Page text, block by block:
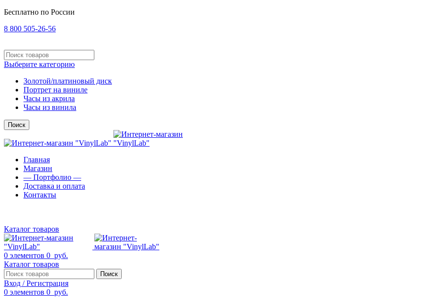
Бесплатно по России
8 800 505-26-56
Выберите категорию
Золотой/платиновый диск
Портрет на виниле
Часы из акрила
Часы из винила
Поиск
Главная
Магазин
— Портфолио —
Доставка и оплата
Контакты
Каталог товаров
0 элементов 0 руб.
Каталог товаров
Поиск
Вход / Регистрация
0 элементов 0 руб.